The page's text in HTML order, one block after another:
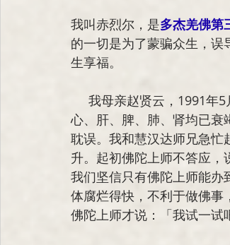
我叫赤烈尔，是多杰羌佛第
的一切是为了蒙骗众生，
生享福。
心、肝、脾、肺、肾均已
耽误。我和慧汉达师兄急忙
升。起初佛陀上师不答应，
我们坚信只有佛陀上师能
体腐烂得快，不利于做佛事
佛陀上师才说：「我试一试